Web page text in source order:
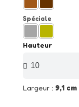
Spéciale
Hauteur
Largeur : 9,1 cm